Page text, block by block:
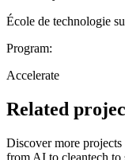
École de technologie
Program:
Accelerate
Related
Discover more
from AI to cleantech to